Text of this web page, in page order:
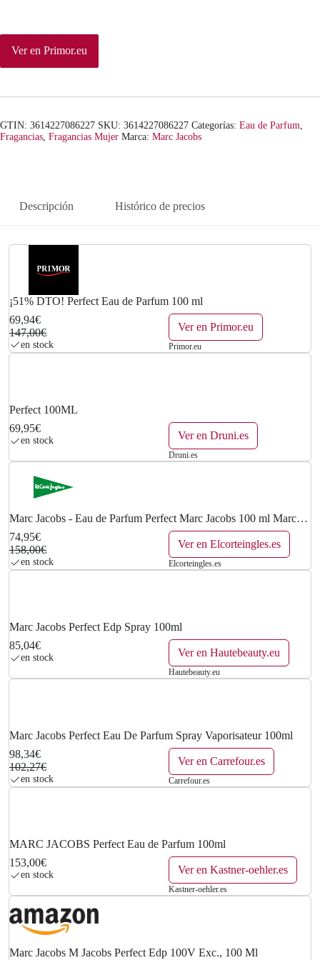
a
l
a
7
,
0
€
9
€
Ver en Primor.eu
GTIN: 3614227086227 SKU: 3614227086227 Categorías: Eau de Parfum
Fragancias Fragancias Mujer Marca: Marc Jacobs
Descripción Histórico de precios
¡51% DTO! Perfect Eau de Parfum 100 ml
69,94€
147,00€
en stock
Ver en Primor.eu
Primor.eu
Perfect 100ML
69,95€
en stock Ver en Druni.es
Druni.es
Marc Jacobs - Eau de Parfum Perfect Marc Jacobs 100 ml Marc
Jacobs.
74,95€
158,00€
en stock
Ver en Elcorteingles.es
Elcorteingles.es
Marc Jacobs Perfect Edp Spray 100ml
85,04€
en stock Ver en Hautebeauty.eu
Hautebeauty.eu
Marc Jacobs Perfect Eau De Parfum Spray Vaporisateur 100ml
98,34€
102,27€
en stock
Ver en Carrefour.es
Carrefour.es
MARC JACOBS Perfect Eau de Parfum 100ml
153,00€
en stock Ver en Kastner-oehler.es
Kastner-oehler.es
Marc Jacobs M Jacobs Perfect Edp 100V Exc., 100 Ml